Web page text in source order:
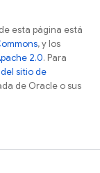
esta página está
, y los
2.0. Para
sitio de
de Oracle o sus